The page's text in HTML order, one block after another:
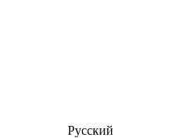
Русский